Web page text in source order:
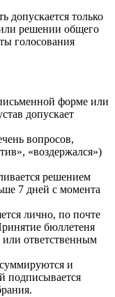
допускается только
решении общего
голосования
форме или
допускает
вопросов,
«воздержался»)
решением
7 дней с момента
лично, по почте
бюллетеня
ответственным
суммируются и
подписывается